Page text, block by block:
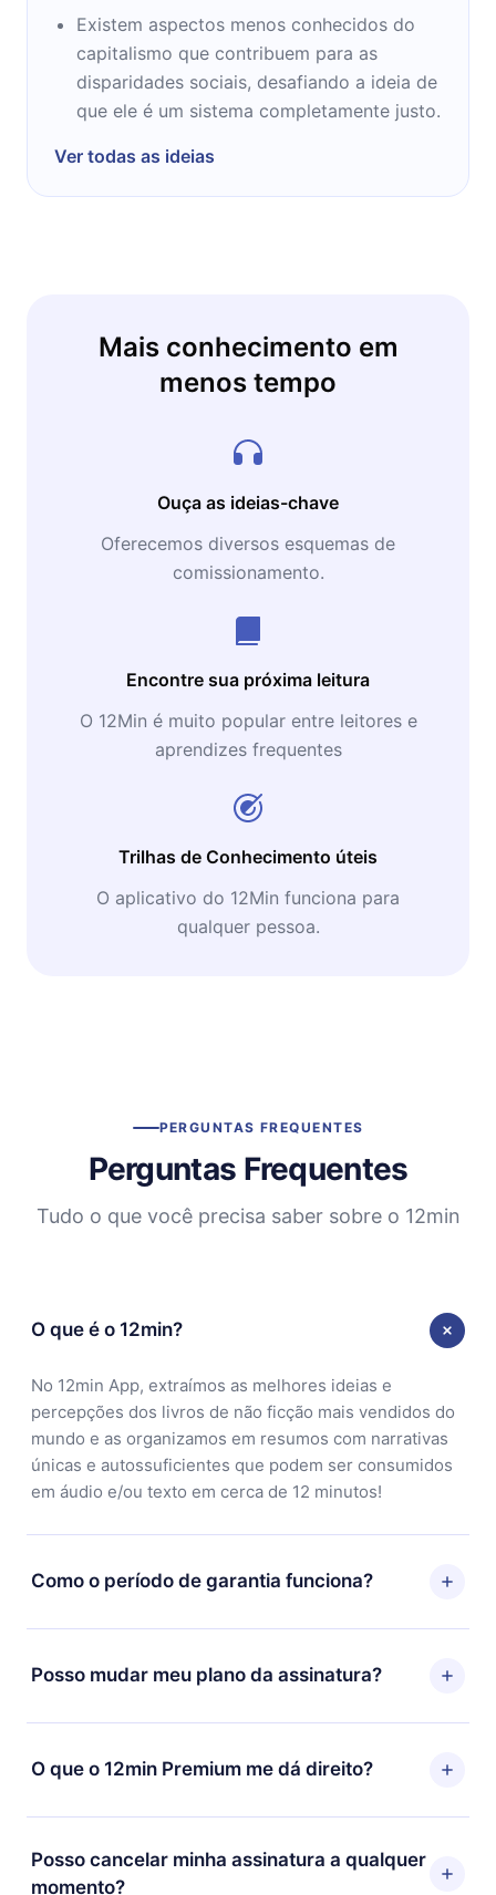
Existem aspectos menos conhecidos do
capitalismo que contribuem para as
disparidades sociais, desafiando a ideia de
que ele é um sistema completamente justo.
Ver todas as ideias
Mais conhecimento em
menos tempo
Ouça as ideias-chave
Oferecemos diversos esquemas de
comissionamento.
Encontre sua próxima leitura
O 12Min é muito popular entre leitores e
aprendizes frequentes
Trilhas de Conhecimento úteis
O aplicativo do 12Min funciona para
qualquer pessoa.
PERGUNTAS FREQUENTES
Perguntas Frequentes
Tudo o que você precisa saber sobre o 12min
O que é o 12min?
No 12min App, extraímos as melhores ideias e
percepções dos livros de não ficção mais vendidos do
mundo e as organizamos em resumos com narrativas
únicas e autossuficientes que podem ser consumidos
em áudio e/ou texto em cerca de 12 minutos!
Como o período de garantia funciona?
Você pode baixar nosso aplicativo e começar a
aproveitar nossa biblioteca. Se por algum motivo não
ficar satisfeito com nossa plataforma, basta entrar em
solicitar o reembolso do valor. Você receberá tudo que
Posso mudar meu plano da assinatura?
Sim, mas a mudança só se aplicará a partir do próximo
período de cobrança. Por exemplo, se você decidiu
mudar sua assinatura mensal para anual, após
cobrança daquele mês.
O que o 12min Premium me dá direito?
O 12min Premium é um plano que te garante acesso a
toda nossa biblioteca de 2500+ títulos disponíveis em
3 línguas (Inglês, espanhol e português) que você
Posso cancelar minha assinatura a qualquer
momento?